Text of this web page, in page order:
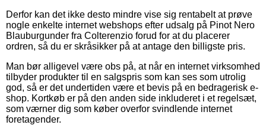
Derfor kan det ikke desto mindre vise sig rentabelt at prøve
nogle enkelte internet webshops efter udsalg på Pinot Nero
Blauburgunder fra Colterenzio forud for at du placerer
ordren, så du er skråsikker på at antage den billigste pris.
Man bør alligevel være obs på, at når en internet virksomhed
tilbyder produkter til en salgspris som kan ses som utrolig
god, så er det undertiden være et bevis på en bedragerisk e-
shop. Kortkøb er på den anden side inkluderet i et regelsæt,
som værner dig som køber overfor svindlende internet
foretagender.